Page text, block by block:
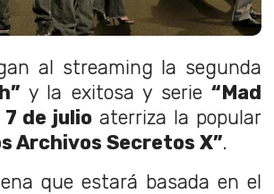
al streaming la segunda
y la exitosa y serie “Mad
7 de julio aterriza la popular
Archivos Secretos X”.
que estará basada en el